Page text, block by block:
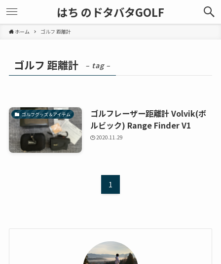
はち のドタバタGOLF
ホーム ゴルフ 距離計
ゴルフ 距離計 – tag –
ゴルフグッズ＆アイテム
ゴルフレーザー距離計 Volvik(ボ
ルビック) Range Finder V1
2020.11.29
1